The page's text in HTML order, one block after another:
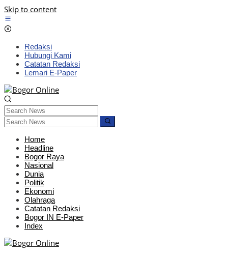
Skip to content
Redaksi
Hubungi Kami
Catatan Redaksi
Lemari E-Paper
Home
Headline
Bogor Raya
Nasional
Dunia
Politik
Ekonomi
Olahraga
Catatan Redaksi
Bogor IN E-Paper
Index